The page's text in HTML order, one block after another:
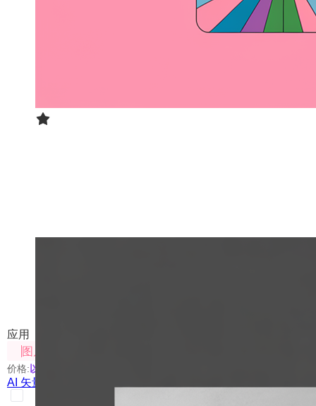
应用
图片处理
价格: 以具体使用的模型为准
AI 矢量图生成